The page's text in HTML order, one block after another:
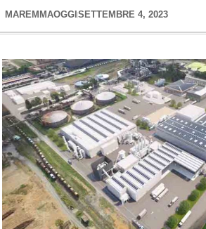
MAREMMAOGGI SETTEMBRE 4, 2023